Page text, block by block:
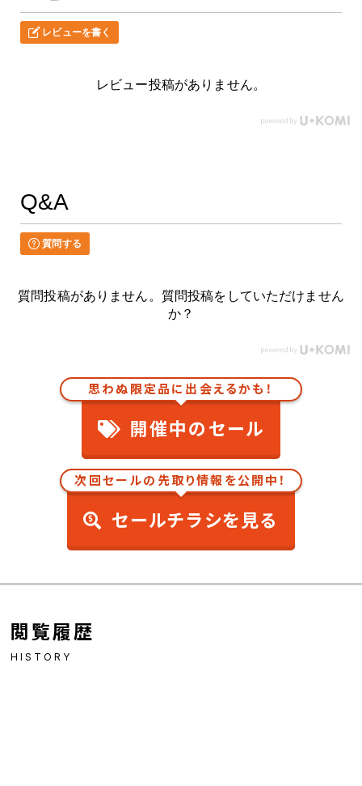
レビューを書く
レビュー投稿がありません。
Q&A
質問する
質問投稿がありません。質問投稿をしていただけません
か？
思わぬ限定品に出会えるかも！
開催中のセール
次回セールの先取り情報を公開中！
セールチラシを見る
閲覧履歴
HISTORY